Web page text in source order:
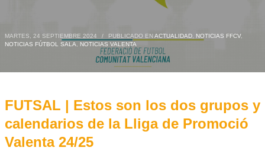
MARTES, 24 SEPTIEMBRE 2024 / PUBLICADO ENACTUALIDAD, NOTICIAS FFCV,
NOTICIAS FÚTBOL SALA
NOTICIAS VALENTA
FUTSAL | Estos son los dos grupos y
calendarios de la Lliga de Promoció
Valenta 24/25